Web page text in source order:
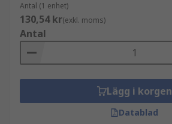
Antal (1 enhet)
130,54 kr(exkl. moms)
Antal
Lägg i korgen
Datablad